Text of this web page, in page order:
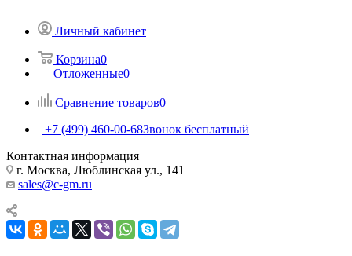
Личный кабинет
Корзина0
Отложенные0
Сравнение товаров0
+7 (499) 460-00-68Звонок бесплатный
Контактная информация
г. Москва, Люблинская ул., 141
sales@c-gm.ru